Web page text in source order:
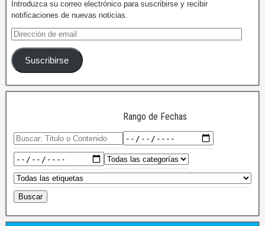
Introduzca su correo electrónico para suscribirse y recibir
notificaciones de nuevas noticias.
Suscribirse
Rango de Fechas